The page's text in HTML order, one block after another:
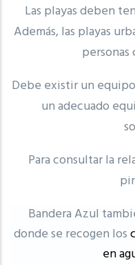
Las playas deben
Además, las playas
personas
Debe existir un
un adecuado
Para consultar la
Bandera Azul
donde se recogen los
en